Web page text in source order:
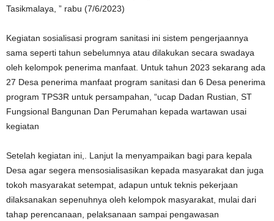
Tasikmalaya, ” rabu (7/6/2023)
Kegiatan sosialisasi program sanitasi ini sistem pengerjaannya
sama seperti tahun sebelumnya atau dilakukan secara swadaya
oleh kelompok penerima manfaat. Untuk tahun 2023 sekarang ada
27 Desa penerima manfaat program sanitasi dan 6 Desa penerima
program TPS3R untuk persampahan, “ucap Dadan Rustian, ST
Fungsional Bangunan Dan Perumahan kepada wartawan usai
kegiatan
Setelah kegiatan ini,. Lanjut Ia menyampaikan bagi para kepala
Desa agar segera mensosialisasikan kepada masyarakat dan juga
tokoh masyarakat setempat, adapun untuk teknis pekerjaan
dilaksanakan sepenuhnya oleh kelompok masyarakat, mulai dari
tahap perencanaan, pelaksanaan sampai pengawasan